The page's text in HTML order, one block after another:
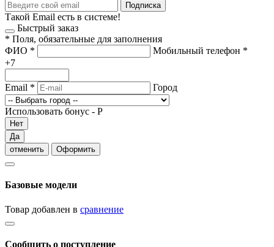
Подписка
Такой Email есть в системе!
Быстрый заказ
* Поля, обязательные для заполнения
ФИО * Мобильный телефон *
+7
Email * Город
Использовать бонус - Р
Нет
Да
отменить
Оформить
Базовые модели
Товар добавлен в сравнение
Сообщить о поступление